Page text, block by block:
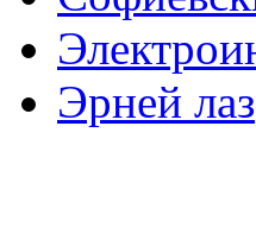
Эрней лаз